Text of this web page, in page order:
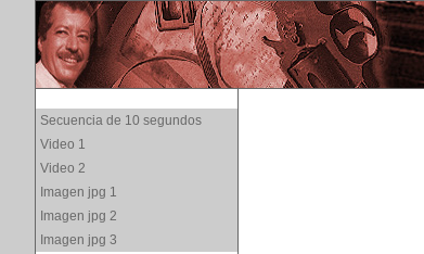
Secuencia de 10 segundos
Video 1
Video 2
Imagen jpg 1
Imagen jpg 2
Imagen jpg 3